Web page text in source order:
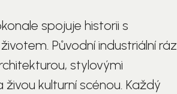
spojuje historii s
Původní industriální ráz
stylovými
kulturní scénou. Každý